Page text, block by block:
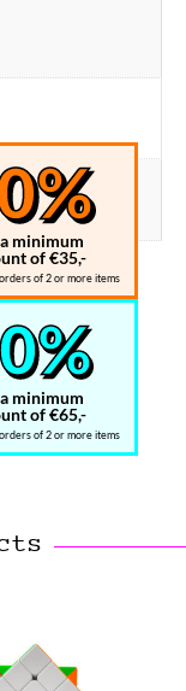
minimum
of €35,-
of 2 or more items
minimum
of €65,-
of 2 or more items